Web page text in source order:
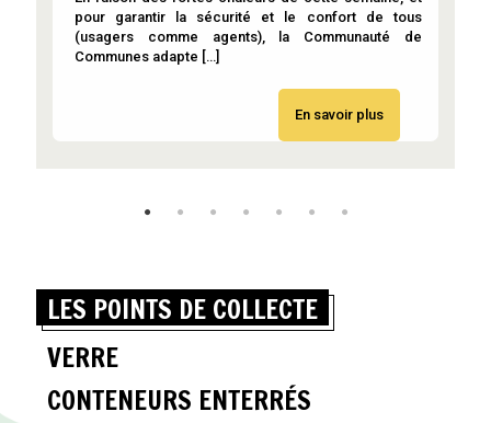
pour garantir la sécurité et le confort de tous
(usagers comme agents), la Communauté de
Communes adapte […]
En savoir plus
LES POINTS DE COLLECTE
VERRE
CONTENEURS ENTERRÉS